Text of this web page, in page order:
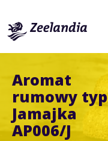
Aromat
rumowy typ
Jamajka
AP006/J